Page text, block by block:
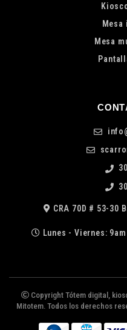
Mesa
CRA 70D # 53-30
Lunes - Viernes:
Copyright Tótem digital,
Mitotem. Todos los derechos